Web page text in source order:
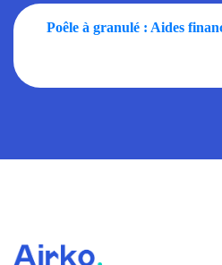
Poêle à granulé : Aides